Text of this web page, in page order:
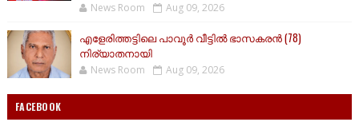
News Room Aug 09, 2026
എളേരിത്തട്ടിലെ പാവൂർ വീട്ടിൽ ഭാസകരൻ (78)
നിര്യാതനായി
News Room Aug 09, 2026
FACEBOOK